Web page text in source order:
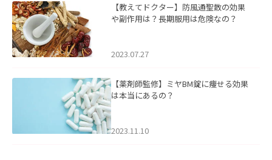
【教えてドクター】防風通聖散の効果
や副作用は？長期服用は危険なの？
2023.07.27
【薬剤師監修】ミヤBM錠に痩せる効果
は本当にあるの？
2023.11.10